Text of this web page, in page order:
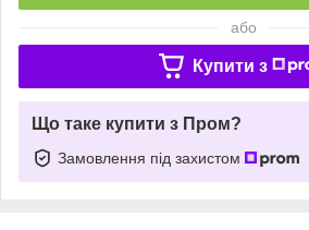
або
Купити з
Що таке купити з Пром?
Замовлення під захистом